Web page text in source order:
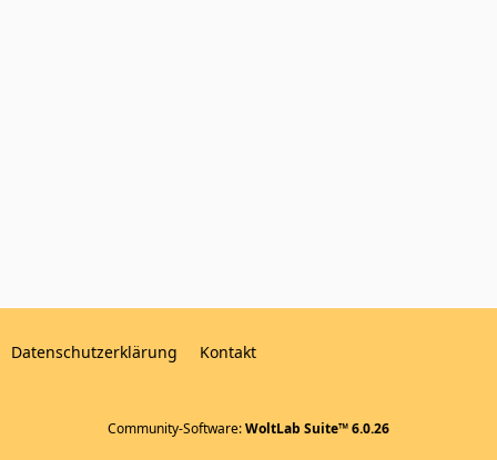
Datenschutzerklärung Kontakt
Community-Software:WoltLab Suite™ 6.0.26